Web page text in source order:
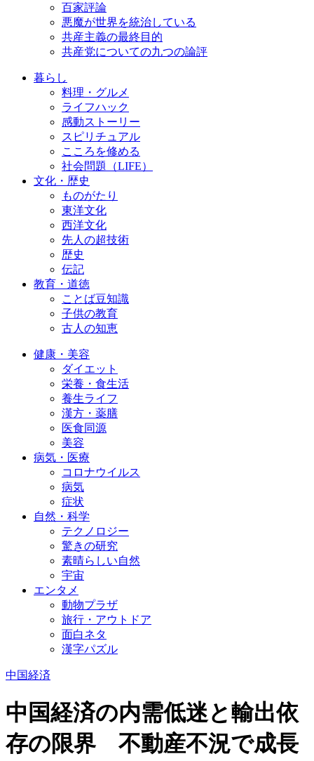
百家評論
悪魔が世界を統治している
共産主義の最終目的
共産党についての九つの論評
暮らし
料理・グルメ
ライフハック
感動ストーリー
スピリチュアル
こころを修める
社会問題（LIFE）
文化・歴史
ものがたり
東洋文化
西洋文化
先人の超技術
歴史
伝記
教育・道徳
ことば豆知識
子供の教育
古人の知恵
健康・美容
ダイエット
栄養・食生活
養生ライフ
漢方・薬膳
医食同源
美容
病気・医療
コロナウイルス
病気
症状
自然・科学
テクノロジー
驚きの研究
素晴らしい自然
宇宙
エンタメ
動物プラザ
旅行・アウトドア
面白ネタ
漢字パズル
中国経済
中国経済の内需低迷と輸出依
存の限界 不動産不況で成長